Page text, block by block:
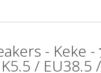
- Keke
/ EU38.5